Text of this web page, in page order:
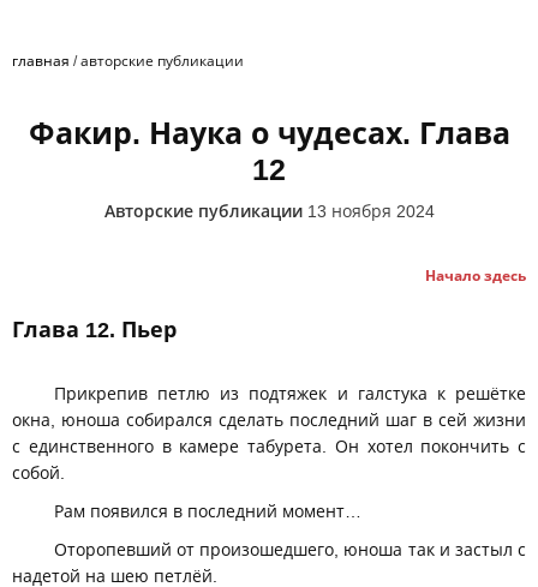
главная /авторские публикации
Факир. Наука о чудесах. Глава
12
Авторские публикации 13 ноября 2024
Начало здесь
Глава 12. Пьер
Прикрепив петлю из подтяжек и галстука к решётке
окна, юноша собирался сделать последний шаг в сей жизни
с единственного в камере табурета. Он хотел покончить с
собой.
Рам появился в последний момент…
Оторопевший от произошедшего, юноша так и застыл с
надетой на шею петлёй.